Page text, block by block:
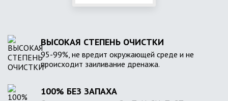
ВЫСОКАЯ СТЕПЕНЬ ОЧИСТКИ
95-99%, не вредит окружающей среде и не
происходит заиливание дренажа.
100% БЕЗ ЗАПАХА